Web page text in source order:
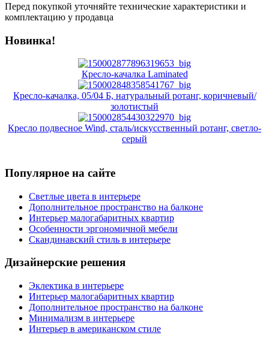
Перед покупкой уточняйте технические характеристики и
комплектацию у продавца
Новинка!
Кресло-качалка Laminated
Кресло-качалка, 05/04 Б, натуральный ротанг, коричневый/
золотистый
Кресло подвесное Wind, сталь/искусственный ротанг, светло-
серый
Популярное на сайте
Светлые цвета в интерьере
Дополнительное пространство на балконе
Интерьер малогабаритных квартир
Особенности эргономичной мебели
Скандинавский стиль в интерьере
Дизайнерские решения
Эклектика в интерьере
Интерьер малогабаритных квартир
Дополнительное пространство на балконе
Минимализм в интерьере
Интерьер в американском стиле